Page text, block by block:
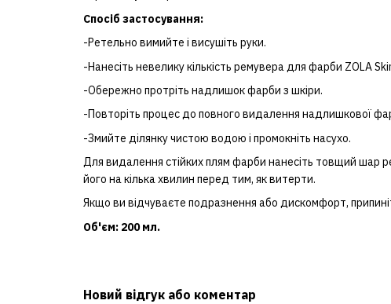
Спосіб застосування:
-Ретельно вимийте і висушіть руки.
-Нанесіть невелику кількість ремувера для фарби ZOLA
-Обережно протріть надлишок фарби з шкіри.
-Повторіть процес до повного видалення надлишкової
-Змийте ділянку чистою водою і промокніть насухо.
Для видалення стійких плям фарби нанесіть товщий шар
його на кілька хвилин перед тим, як витерти.
Якщо ви відчуваєте подразнення або дискомфорт,
Об'єм: 200 мл.
Новий відгук або коментар